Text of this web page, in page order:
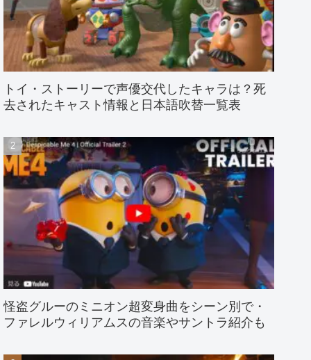
トイ・ストーリーで声優交代したキャラは？死
去されたキャスト情報と日本語吹替一覧表
怪盗グルーのミニオン超変身曲をシーン別で・
ファレルウィリアムスの音楽やサントラ紹介も